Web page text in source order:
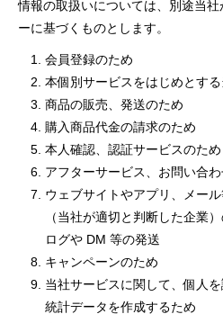
情報の取扱いについては、別途当
ーに基づくものとします。
会員登録のため
本個別サービスをはじめとす
商品の販売、発送のため
購⼊商品代⾦の請求のため
本⼈確認、認証サービスのため
アフターサービス、お問い合
ウェブサイトやアプリ、メー
（当社が適切と判断した企業
ログや DM 等の発送
キャンペーンのため
当社サービスに関して、個⼈
統計データを作成するため